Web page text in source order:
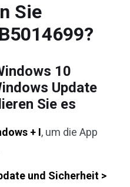
Sie
10
Update
Sie es
+ I, um die App
und Sicherheit >